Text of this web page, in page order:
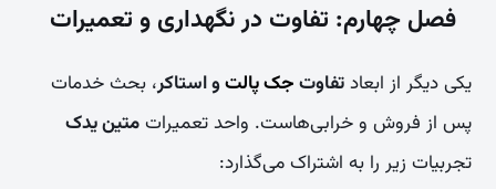
فصل چهارم: تفاوت در نگهداری و تعمیرات
یکی دیگر از ابعادتفاوتجک پالتو استاکر، بحث خدمات
پس از فروش و خرابی‌هاست. واحد تعمیراتمتین یدک
تجربیات زیر را به اشتراک می‌گذارد: